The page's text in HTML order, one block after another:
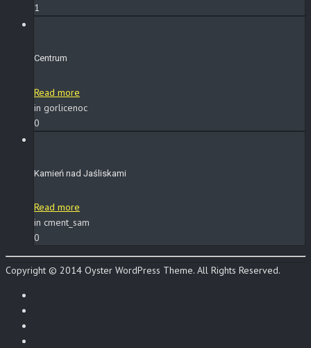
1
Centrum
Read more
in gorlicenoc
0
Kamień nad Jaśliskami
Read more
in cment_sam
0
Copyright © 2014 Oyster WordPress Theme. All Rights Reserved.